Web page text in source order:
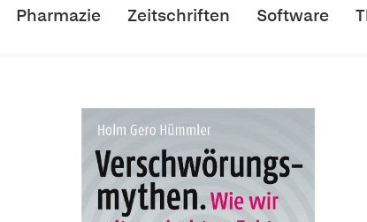
Pharmazie Zeitschriften Software